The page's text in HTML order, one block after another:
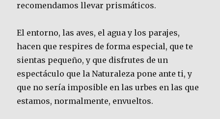
recomendamos llevar prismáticos.
El entorno, las aves, el agua y los parajes,
hacen que respires de forma especial, que te
sientas pequeño, y que disfrutes de un
espectáculo que la Naturaleza pone ante ti, y
que no sería imposible en las urbes en las que
estamos, normalmente, envueltos.